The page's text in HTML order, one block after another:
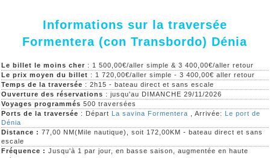
Informations sur la traversée
Formentera (con Transbordo) Dénia
Le billet le moins cher : 1 500,00€/aller simple & 3 400,00€/aller retour
Le prix moyen du billet : 1 720,00€/aller simple - 3 400,00€ aller retour
Temps de la traversée : 2h15 - bateau direct et sans escale
Ouverture des réservations : jusqu'au DIMANCHE 29/11/2026
Voyages programmés 500 traversées
Ports de la traversée : Départ La savina Formentera , Arrivée: Le port de
Dénia
Distance : 77,00 NM(Mile nautique), soit 172,00KM - bateau direct et sans
escale
Fréquence : Jusqu'à 1 par jour, en basse saison, augmentée en haute